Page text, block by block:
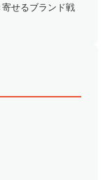
せるブランド戦